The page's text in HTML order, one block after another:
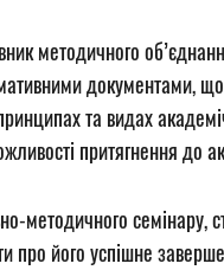
методичного
документами,
та видах
притягнення до
методичного
про його успішне